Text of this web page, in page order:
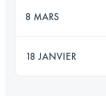
8 MARS
18 JANVIER